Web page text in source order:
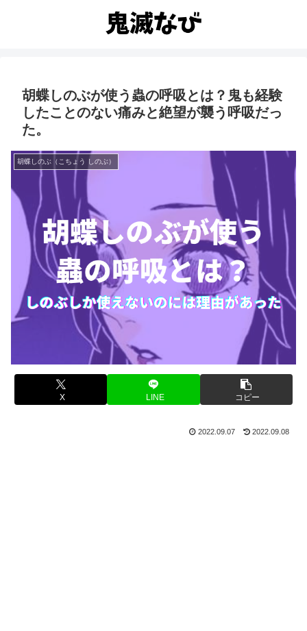
胡蝶しのぶが使う蟲の呼吸とは？鬼も経験
したことのない痛みと絶望が襲う呼吸だっ
た。
胡蝶しのぶ（こちょう しのぶ）
X LINE コピー
2022.09.07 2022.09.08